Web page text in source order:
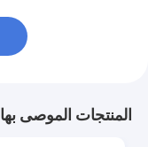
المنتجات الموصى بها